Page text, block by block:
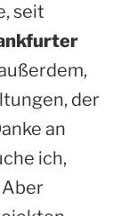
seit
der
an
ich,
Aber